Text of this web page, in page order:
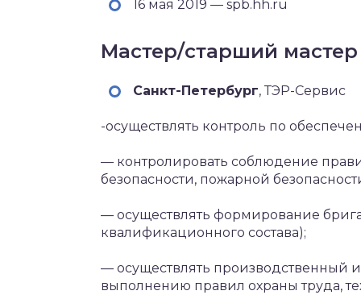
16 мая 2019 — spb.hh.ru
Мастер/старший
Санкт-Петербург‎, ТЭР-Сервис
-осуществлять контроль по
— контролировать соблюдение
безопасности, пожарной
— осуществлять формирование
квалификационного состава);
— осуществлять производственный
выполнению правил охраны труда,